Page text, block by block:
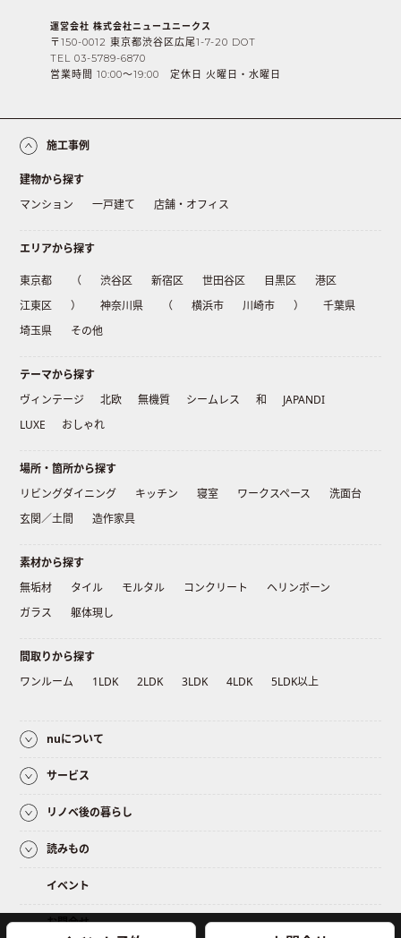
運営会社 株式会社ニューユニークス
〒150-0012 東京都渋谷区広尾1-7-20 DOT
TEL 03-5789-6870
営業時間 10:00〜19:00 定休日 火曜日・水曜日
施工事例
建物から探す
マンション
一戸建て 店舗・オフィス
エリアから探す
東京都 （ 渋谷区 新宿区 世田谷区 目黒区
港区
江東区
） 神奈川県 （ 横浜市 川崎市 ）
千葉県
埼玉県
その他
テーマから探す
ヴィンテージ
北欧 無機質 シームレス 和
JAPANDI
LUXE
おしゃれ
場所・箇所から探す
リビングダイニング
キッチン 寝室 ワークスペース
洗面台
玄関／土間
造作家具
素材から探す
無垢材
タイル モルタル コンクリート
ヘリンボーン
ガラス
躯体現し
間取りから探す
ワンルーム
1LDK 2LDK 3LDK 4LDK 5LDK以上
nuについて
サービス
リノベ後の暮らし
読みもの
イベント
お問合せ